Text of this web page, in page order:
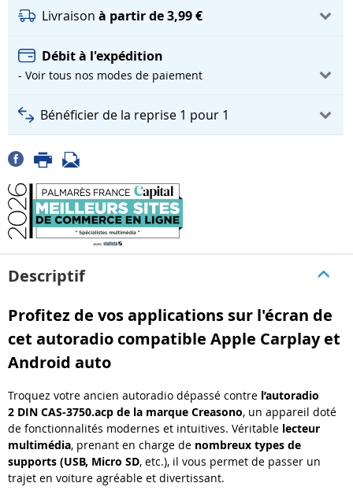
Livraison à partir de 3,99 €
Débit à l'expédition
- Voir tous nos modes de paiement
Bénéficier de la reprise 1 pour 1
Descriptif
Profitez de vos applications sur l'écran de
cet autoradio compatible Apple Carplay et
Android auto
Troquez votre ancien autoradio dépassé contre l’autoradio
2 DIN CAS-3750.acp de la marque Creasono, un appareil doté
de fonctionnalités modernes et intuitives. Véritable lecteur
multimédia, prenant en charge de nombreux types de
supports (USB, Micro SD, etc.), il vous permet de passer un
trajet en voiture agréable et divertissant.